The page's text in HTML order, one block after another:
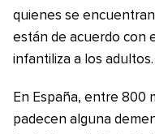
quienes se
están de acuerdo con
infantiliza a los adultos.
En España, entre 800
padecen alguna